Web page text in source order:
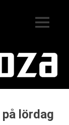
MENY
lördag